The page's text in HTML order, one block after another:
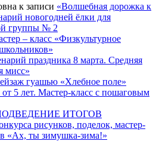
к записи «Волшебная дорожка к
новогодней ёлки для
группы № 2
– класс «Физкультурное
праздника 8 марта. Средняя
мисс»
гуашью «Хлебное поле»
от 5 лет. Мастер-класс с пошаговым
ИТОГОВ
рисунков, поделок, мастер-
«Ах, ты зимушка-зима!»